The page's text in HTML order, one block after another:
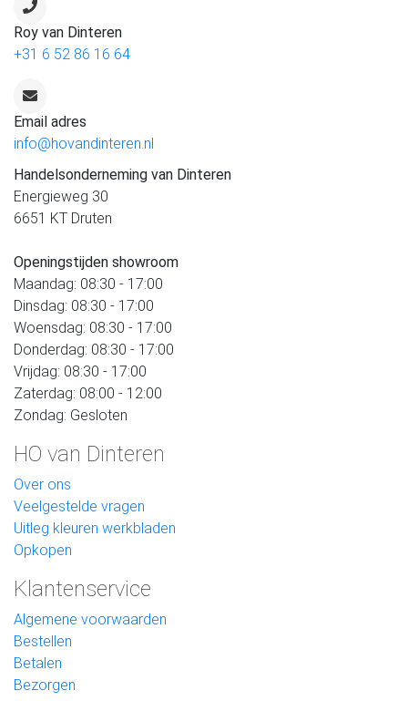
Roy van Dinteren
+31 6 52 86 16 64
Email adres
info@hovandinteren.nl
Handelsonderneming van Dinteren
Energieweg 30
6651 KT Druten
Openingstijden showroom
Maandag: 08:30 - 17:00
Dinsdag: 08:30 - 17:00
Woensdag: 08:30 - 17:00
Donderdag: 08:30 - 17:00
Vrijdag: 08:30 - 17:00
Zaterdag: 08:00 - 12:00
Zondag: Gesloten
HO van Dinteren
Over ons
Veelgestelde vragen
Uitleg kleuren werkbladen
Opkopen
Klantenservice
Algemene voorwaarden
Bestellen
Betalen
Bezorgen